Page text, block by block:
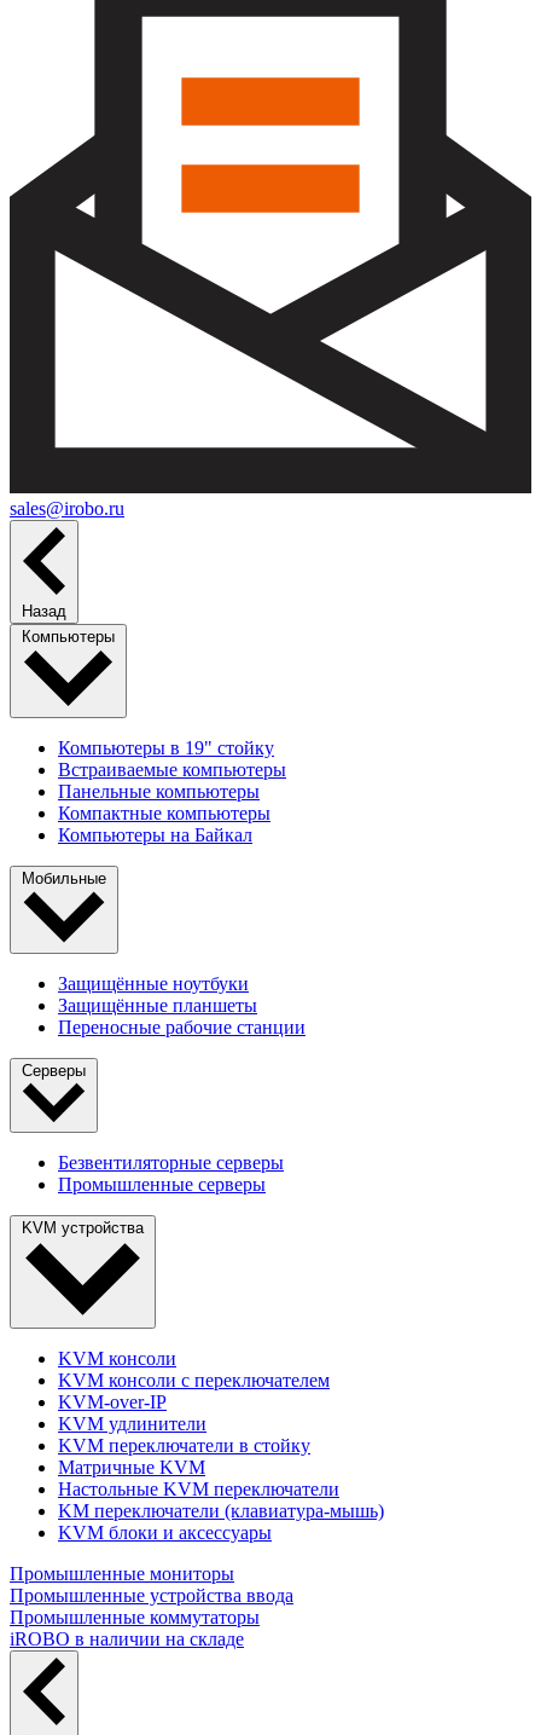
sales@irobo.ru
Назад
Компьютеры
Компьютеры в 19" стойкy
Встраиваемые компьютеры
Панельные компьютеры
Компактные компьютеры
Компьютеры на Байкал
Мобильные
Защищённые ноутбуки
Защищённые планшеты
Переносные рабочие станции
Серверы
Безвентиляторные серверы
Промышленные серверы
KVM устройства
KVM консоли
KVM консоли с переключателем
KVM-over-IP
KVM удлинители
KVM переключатели в стойку
Матричные KVM
Настольные KVM переключатели
KM переключатели (клавиатура-мышь)
KVM блоки и аксессуары
Промышленные мониторы
Промышленные устройства ввода
Промышленные коммутаторы
iROBO в наличии на складе